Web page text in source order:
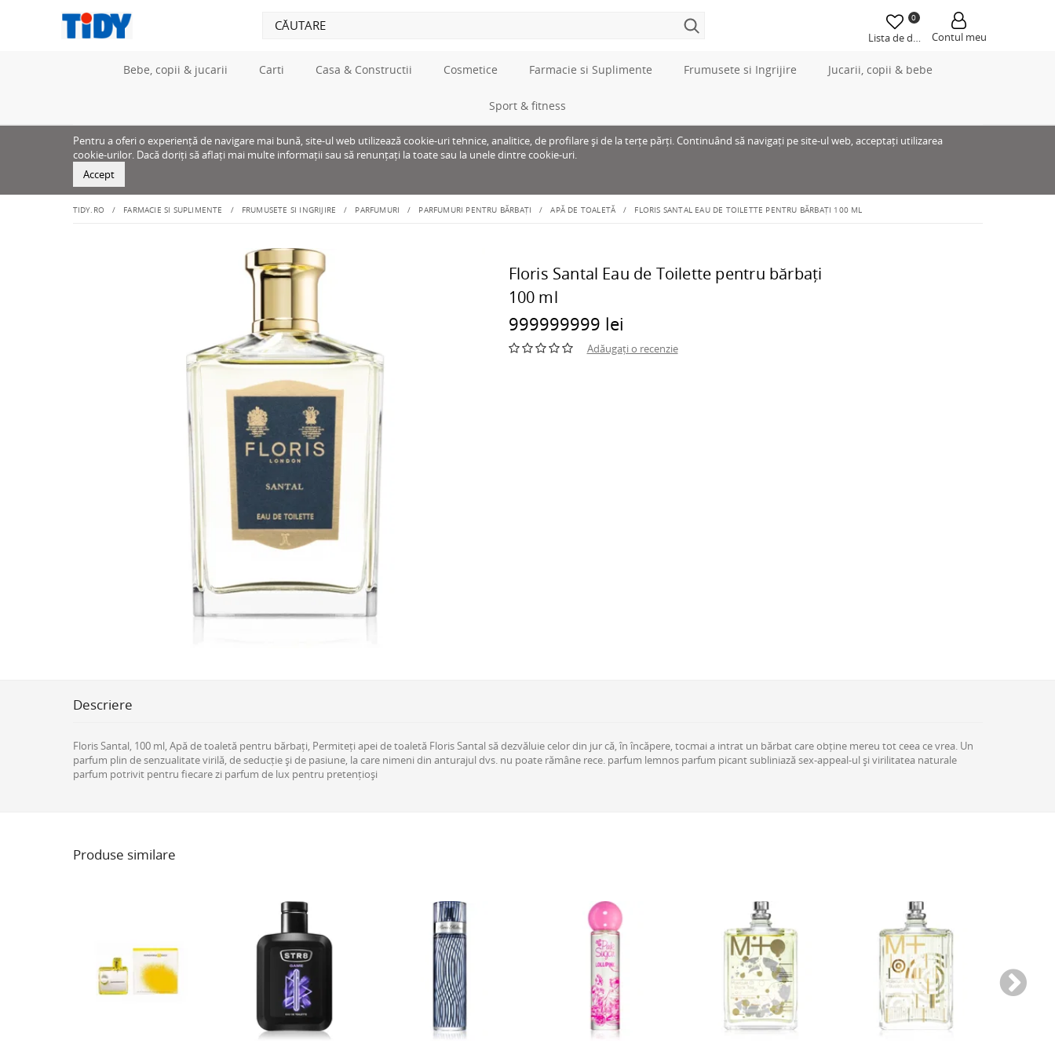
0
Lista de dorințeContul meu
Bebe, copii & jucarii Carti Casa & Constructii Cosmetice Farmacie si Suplimente Frumusete si Ingrijire Jucarii, copii & bebe
Sport & fitness
Pentru a oferi o experiență de navigare mai bună, site-ul web utilizează cookie-uri tehnice, analitice, de profilare și de la terțe părți. Continuând să navigați pe site-ul web, acceptați utilizarea
cookie-urilor. Dacă doriți să aflați mai multe informații sau să renunțați la toate sau la unele dintre cookie-uri.
Accept
TIDY.RO FARMACIE SI SUPLIMENTE FRUMUSETE SI INGRIJIRE PARFUMURI PARFUMURI PENTRU BĂRBAȚI APĂ DE TOALETĂ FLORIS SANTAL EAU DE TOILETTE PENTRU BĂRBAȚI 100 ML
Floris Santal Eau de Toilette pentru bărbați
100 ml
999999999 lei
Adăugați o recenzie
Descriere
Floris Santal, 100 ml, Apă de toaletă pentru bărbați, Permiteți apei de toaletă Floris Santal să dezvăluie celor din jur că, în încăpere, tocmai a intrat un bărbat care obține mereu tot ceea ce vrea. Un
parfum plin de senzualitate virilă, de seducție și de pasiune, la care nimeni din anturajul dvs. nu poate rămâne rece. parfum lemnos parfum picant subliniază sex-appeal-ul și virilitatea naturale
parfum potrivit pentru fiecare zi parfum de lux pentru pretențioși
Produse similare